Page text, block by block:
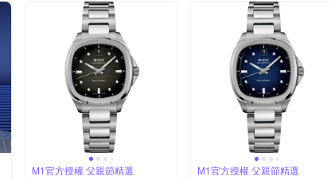
M1官方授權 父親節精選 M1官方授權 父親節精選